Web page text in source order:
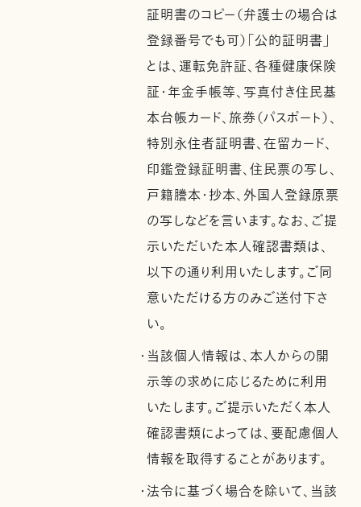
証明書のコピー（弁護士の場合は
登録番号でも可）「公的証明書」
とは、運転免許証、各種健康保険
証・年金手帳等、写真付き住民基
本台帳カード、旅券（パスポート）、
特別永住者証明書、在留カード、
印鑑登録証明書、住民票の写し、
戸籍謄本・抄本、外国人登録原票
の写しなどを言います。なお、ご提
示いただいた本人確認書類は、
以下の通り利用いたします。ご同
意いただける方のみご送付下さ
い。
・当該個人情報は、本人からの開
示等の求めに応じるために利用
いたします。ご提示いただく本人
確認書類によっては、要配慮個人
情報を取得することがあります。
・法令に基づく場合を除いて、当該